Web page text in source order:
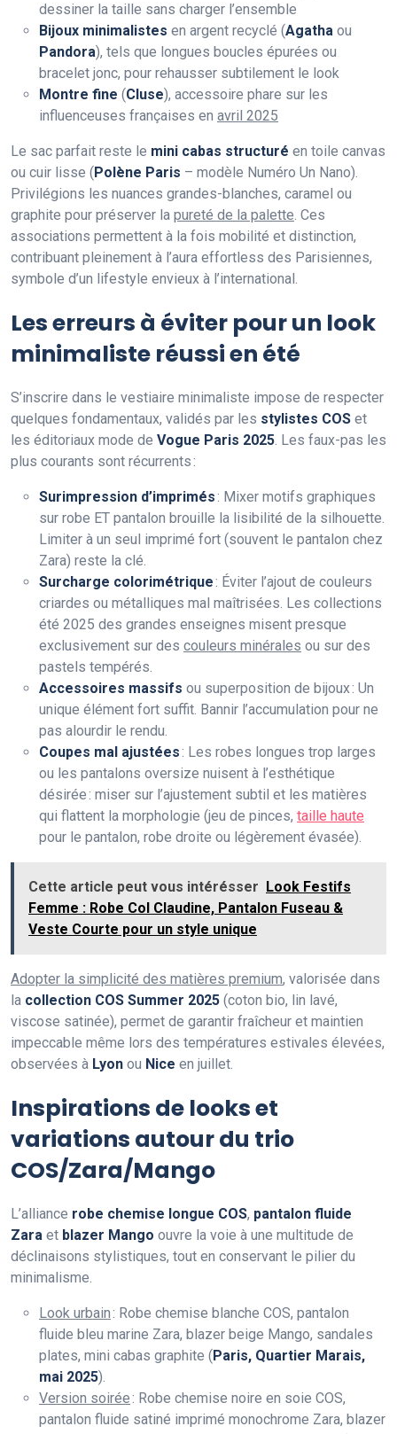
dessiner la taille sans charger l’ensemble
Bijoux minimalistes en argent recyclé (Agatha ou
Pandora), tels que longues boucles épurées ou
bracelet jonc, pour rehausser subtilement le look
Montre fine (Cluse), accessoire phare sur les
influenceuses françaises en avril 2025
Le sac parfait reste le mini cabas structuré en toile canvas
ou cuir lisse ( Polène Paris – modèle Numéro Un Nano).
Privilégions les nuances grandes-blanches, caramel ou
graphite pour préserver la pureté de la palette. Ces
associations permettent à la fois mobilité et distinction,
contribuant pleinement à l’aura effortless des Parisiennes,
symbole d’un lifestyle envieux à l’international.
Les erreurs à éviter pour un look
minimaliste réussi en été
S’inscrire dans le vestiaire minimaliste impose de respecter
quelques fondamentaux, validés par les stylistes COS et
les éditoriaux mode de Vogue Paris 2025. Les faux-pas les
plus courants sont récurrents :
Surimpression d’imprimés: Mixer motifs graphiques
sur robe ET pantalon brouille la lisibilité de la silhouette.
Limiter à un seul imprimé fort (souvent le pantalon chez
Zara) reste la clé.
Surcharge colorimétrique: Éviter l’ajout de couleurs
criardes ou métalliques mal maîtrisées. Les collections
été 2025 des grandes enseignes misent presque
exclusivement sur des couleurs minérales ou sur des
pastels tempérés.
Accessoires massifs ou superposition de bijoux : Un
unique élément fort suffit. Bannir l’accumulation pour ne
pas alourdir le rendu.
Coupes mal ajustées: Les robes longues trop larges
ou les pantalons oversize nuisent à l’esthétique
désirée : miser sur l’ajustement subtil et les matières
qui flattent la morphologie (jeu de pinces, taille haute
pour le pantalon, robe droite ou légèrement évasée).
Cette article peut vous intérésser
Look Festifs
Femme : Robe Col Claudine, Pantalon Fuseau &
Veste Courte pour un style unique
Adopter la simplicité des matières premium, valorisée dans
la collection COS Summer 2025 (coton bio, lin lavé,
viscose satinée), permet de garantir fraîcheur et maintien
impeccable même lors des températures estivales élevées,
observées à Lyon ou Nice en juillet.
Inspirations de looks et
variations autour du trio
COS/Zara/Mango
L’alliance robe chemise longue COS, pantalon fluide
Zara et blazer Mango ouvre la voie à une multitude de
déclinaisons stylistiques, tout en conservant le pilier du
minimalisme.
Look urbain: Robe chemise blanche COS, pantalon
fluide bleu marine Zara, blazer beige Mango, sandales
plates, mini cabas graphite ( Paris, Quartier Marais,
mai 2025).
Version soirée: Robe chemise noire en soie COS,
pantalon fluide satiné imprimé monochrome Zara, blazer